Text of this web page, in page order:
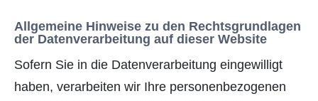
Allgemeine Hinweise zu den Rechtsgrundlagen
der Datenverarbeitung auf dieser Website
Sofern Sie in die Datenverarbeitung eingewilligt
haben, verarbeiten wir Ihre personenbezogenen